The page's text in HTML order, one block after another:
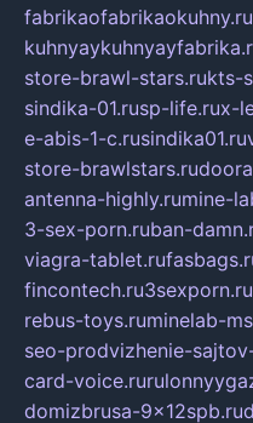
fabrikaofabrikaokuhny.ru
store-brawl-stars.rukts-
sindika-01.rusp-life.rux-
e-abis-1-c.rusindika01.ru
store-brawlstars.ru
antenna-highly.rumine-
3-sex-porn.ruban-
viagra-tablet.ru
fincontech.ru3sexporn.ru
rebus-toys.ruminelab-
seo-prodvizhenie-
card-voice.ru
domizbrusa-9x12spb.ru